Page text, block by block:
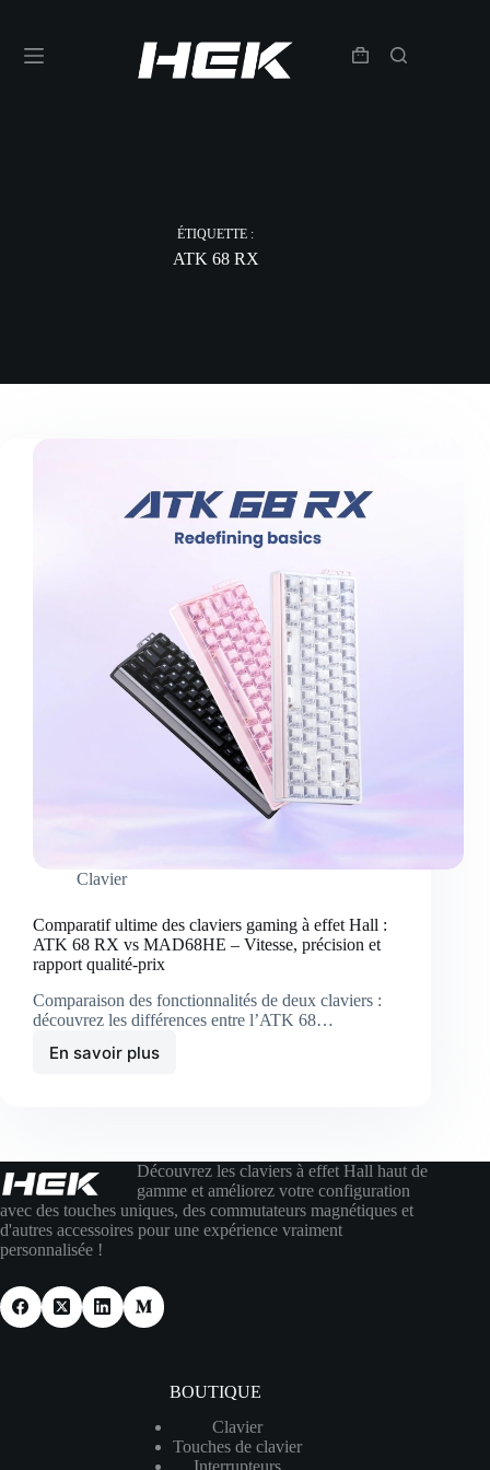
ÉTIQUETTE :
ATK 68 RX
Clavier
Comparatif ultime des claviers gaming à effet Hall :
ATK 68 RX vs MAD68HE – Vitesse, précision et
rapport qualité-prix
Comparaison des fonctionnalités de deux claviers :
découvrez les différences entre l’ATK 68…
En savoir plus
Découvrez les claviers à effet Hall haut de
gamme et améliorez votre configuration
avec des touches uniques, des commutateurs magnétiques et
d'autres accessoires pour une expérience vraiment
personnalisée !
BOUTIQUE
Clavier
Touches de clavier